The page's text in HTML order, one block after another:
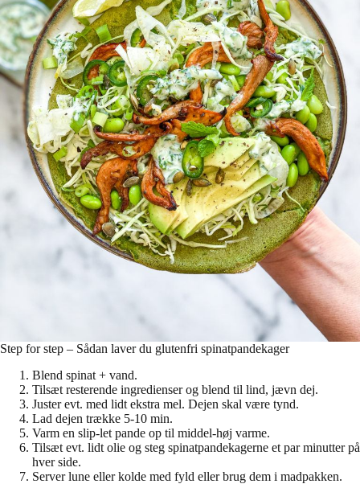
Step for step – Sådan laver du glutenfri spinatpandekager
Blend spinat + vand.
Tilsæt resterende ingredienser og blend til lind, jævn dej.
Juster evt. med lidt ekstra mel. Dejen skal være tynd.
Lad dejen trække 5-10 min.
Varm en slip-let pande op til middel-høj varme.
Tilsæt evt. lidt olie og steg spinatpandekagerne et par minutter på
hver side.
Server lune eller kolde med fyld eller brug dem i madpakken.